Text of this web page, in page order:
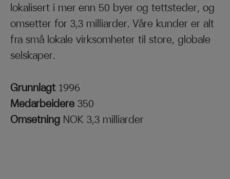
lokalisert i mer enn 50 byer og tettsteder, og
omsetter for 3,3 milliarder. Våre kunder er alt
fra små lokale virksomheter til store, globale
selskaper.
Grunnlagt 1996
Medarbeidere 350
Omsetning NOK 3,3 milliarder